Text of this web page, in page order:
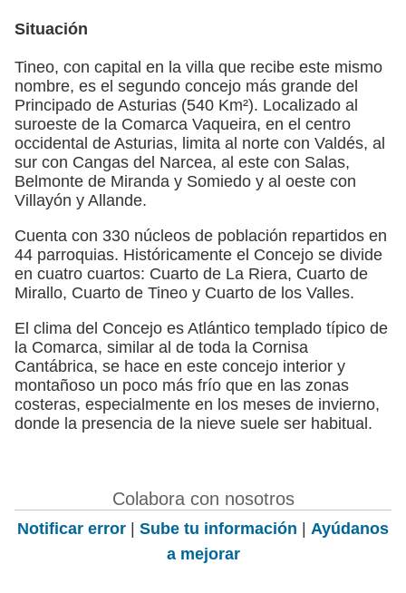
Situación
Tineo, con capital en la villa que recibe este mismo
nombre, es el segundo concejo más grande del
Principado de Asturias (540 Km²). Localizado al
suroeste de la Comarca Vaqueira, en el centro
occidental de Asturias, limita al norte con Valdés, al
sur con Cangas del Narcea, al este con Salas,
Belmonte de Miranda y Somiedo y al oeste con
Villayón y Allande.
Cuenta con 330 núcleos de población repartidos en
44 parroquias. Históricamente el Concejo se divide
en cuatro cuartos: Cuarto de La Riera, Cuarto de
Mirallo, Cuarto de Tineo y Cuarto de los Valles.
El clima del Concejo es Atlántico templado típico de
la Comarca, similar al de toda la Cornisa
Cantábrica, se hace en este concejo interior y
montañoso un poco más frío que en las zonas
costeras, especialmente en los meses de invierno,
donde la presencia de la nieve suele ser habitual.
Colabora con nosotros
Notificar error | Sube tu información | Ayúdanos
a mejorar